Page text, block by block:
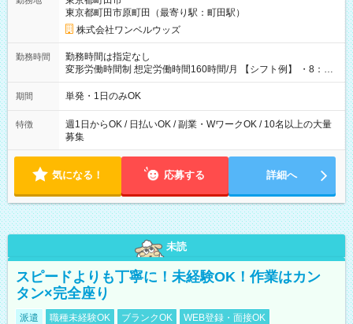
東京都町田市原町田（最寄り駅：町田駅）
株式会社ワンベルウッズ
勤務時間
勤務時間は指定なし
変形労働時間制 想定労働時間160時間/月 【シフト例】 ・8：00
～21：00
期間 単発・1日のみOK
特徴
週1日からOK / 日払いOK / 副業・WワークOK / 10名以上の大量
募集
気になる！ 応募する 詳細へ
未読
スピードよりも丁寧に！未経験OK！作業はカン
タン×完全座り
派遣 職種未経験OK ブランクOK WEB登録・面接OK